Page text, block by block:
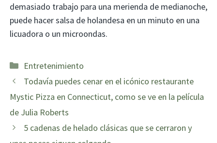
demasiado trabajo para una merienda de medianoche,
puede hacer salsa de holandesa en un minuto en una
licuadora o un microondas.
Categorías
Entretenimiento
Todavía puedes cenar en el icónico restaurante
Mystic Pizza en Connecticut, como se ve en la película
de Julia Roberts
5 cadenas de helado clásicas que se cerraron y